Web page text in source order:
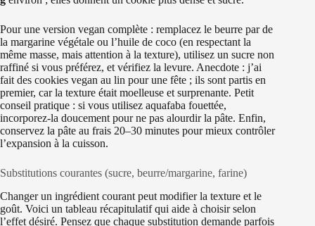
Pour une version vegan complète : remplacez le beurre par de
la margarine végétale ou l’huile de coco (en respectant la
même masse, mais attention à la texture), utilisez un sucre non
raffiné si vous préférez, et vérifiez la levure. Anecdote : j’ai
fait des cookies vegan au lin pour une fête ; ils sont partis en
premier, car la texture était moelleuse et surprenante. Petit
conseil pratique : si vous utilisez aquafaba fouettée,
incorporez-la doucement pour ne pas alourdir la pâte. Enfin,
conservez la pâte au frais 20–30 minutes pour mieux contrôler
l’expansion à la cuisson.
Substitutions courantes (sucre, beurre/margarine, farine)
Changer un ingrédient courant peut modifier la texture et le
goût. Voici un tableau récapitulatif qui aide à choisir selon
l’effet désiré. Pensez que chaque substitution demande parfois